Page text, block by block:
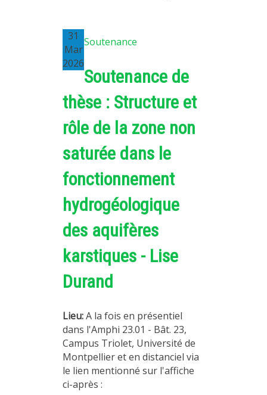
31
Mar
2026
Soutenance
Soutenance de
thèse : Structure et
rôle de la zone non
saturée dans le
fonctionnement
hydrogéologique
des aquifères
karstiques - Lise
Durand
Lieu:A la fois en présentiel
dans l'Amphi 23.01 - Bât. 23,
Campus Triolet, Université de
Montpellier et en distanciel via
le lien mentionné sur l'affiche
ci-après :